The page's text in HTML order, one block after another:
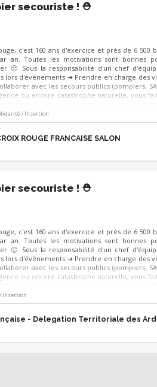
secouriste ! ⛑️
c'est 160 ans d'exercice et près de 6 500
an. Toutes les motivations sont bonnes
🙂 Sous la responsabilité d'un chef
lors d'évènements ➔ Prendre en charge des
avec les secours publics (pompiers,
ou encore catastrophe naturelle, vous
/ Insertion
ROUGE FRANCAISE SALON
secouriste ! ⛑️
c'est 160 ans d'exercice et près de 6 500
an. Toutes les motivations sont bonnes
🙂 Sous la responsabilité d'un chef
lors d'évènements ➔ Prendre en charge des
avec les secours publics (pompiers,
ou encore catastrophe naturelle, vous
Insertion
- Delegation Territoriale des